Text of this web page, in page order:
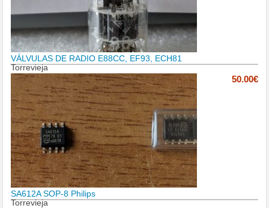
VÁLVULAS DE RADIO E88CC, EF93, ECH81
Torrevieja
50.00€
SA612A SOP-8 Philips
Torrevieja